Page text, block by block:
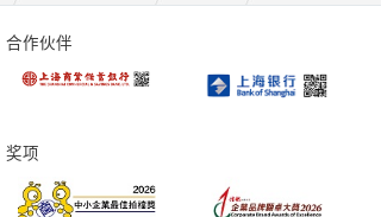
合作伙伴
奖项